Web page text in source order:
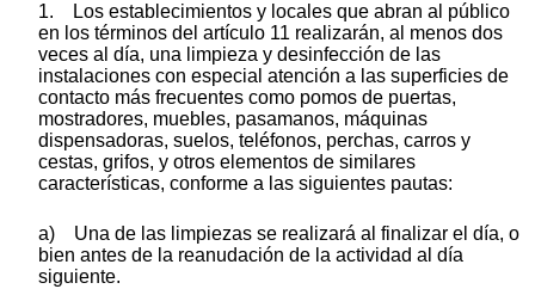
1. Los establecimientos y locales que abran al público
en los términos del artículo 11 realizarán, al menos dos
veces al día, una limpieza y desinfección de las
instalaciones con especial atención a las superficies de
contacto más frecuentes como pomos de puertas,
mostradores, muebles, pasamanos, máquinas
dispensadoras, suelos, teléfonos, perchas, carros y
cestas, grifos, y otros elementos de similares
características, conforme a las siguientes pautas:
a) Una de las limpiezas se realizará al finalizar el día, o
bien antes de la reanudación de la actividad al día
siguiente.